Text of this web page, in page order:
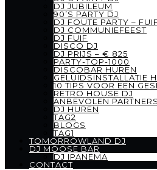
DJ JUBILEUM
90’S PARTY DJ
DJ FOUTE PARTY –
DJ COMMUNIEFEEST
DJ FUIF
DISCO DJ
DJ PRIJS – € 825
PARTY-TOP-1000
DISCOBAR HUREN
GELUIDSINSTALLATIE
10 TIPS VOOR EEN
RETRO HOUSE DJ
ANBEVOLEN PARTNERS
DJ HUREN
TAG2
BLOGS
TAG1
TOMORROWLAND DJ
DJ MOOSE BAR
DJ IPANEMA
CONTACT